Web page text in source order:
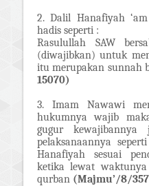
2. Dalil Hanafiyah
hadis seperti :
Rasulullah SAW
(diwajibkan) untuk
itu merupakan sunnah
15070)
3. Imam Nawawi
hukumnya wajib
gugur
pelaksanaannya
Hanafiyah sesuai
ketika lewat
qurban (Majmu’/8/